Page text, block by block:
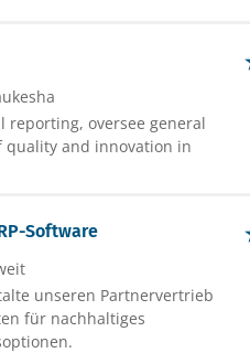
reporting, oversee general
quality and innovation in
Software
unseren Partnervertrieb
für nachhaltiges